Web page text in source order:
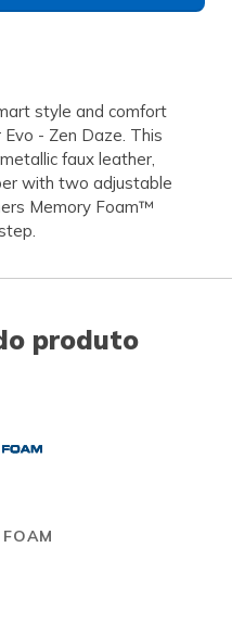
style and comfort
- Zen Daze. This
faux leather,
with two adjustable
Memory Foam™
produto